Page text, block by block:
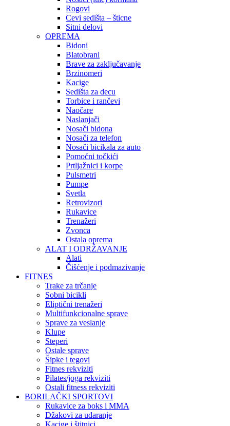
Rogovi
Cevi sedišta – šticne
Sitni delovi
OPREMA
Bidoni
Blatobrani
Brave za zaključavanje
Brzinomeri
Kacige
Sedišta za decu
Torbice i rančevi
Naočare
Naslanjači
Nosači bidona
Nosači za telefon
Nosači bicikala za auto
Pomoćni točkići
Prtljažnici i korpe
Pulsmetri
Pumpe
Svetla
Retrovizori
Rukavice
Trenažeri
Zvonca
Ostala oprema
ALAT I ODRŽAVANJE
Alati
Čišćenje i podmazivanje
FITNES
Trake za trčanje
Sobni bicikli
Eliptični trenažeri
Multifunkcionalne sprave
Sprave za veslanje
Klupe
Steperi
Ostale sprave
Šipke i tegovi
Fitnes rekviziti
Pilates/joga rekviziti
Ostali fitness rekviziti
BORILAČKI SPORTOVI
Rukavice za boks i MMA
Džakovi za udaranje